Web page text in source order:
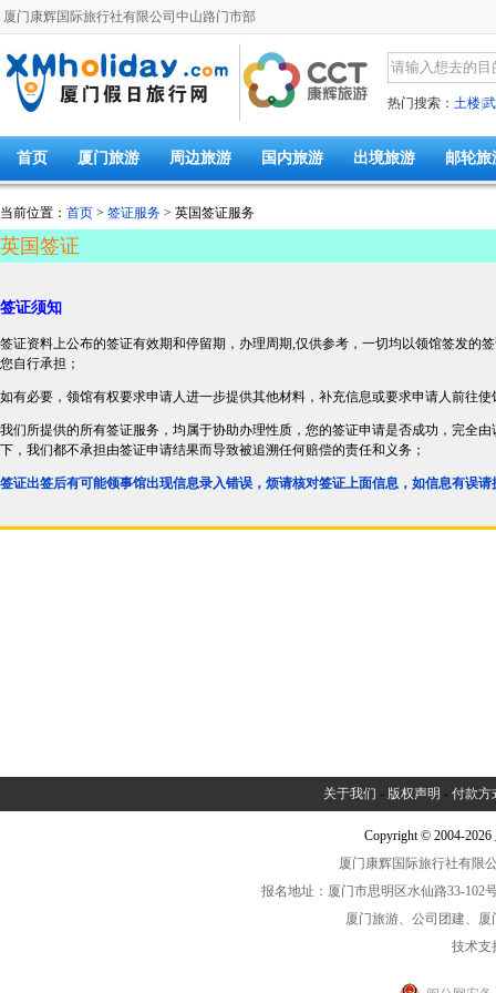
厦门康辉国际旅行社有限公司中山路门市部
热门搜索： 土楼
首页 厦门旅游 周边旅游 国内旅游 出境旅游 邮轮旅
当前位置： 首页 > 签证服务 > 英国签证服务
英国签证
签证须知
签证资料上公布的签证有效期和停留期，办理周期,仅供参考，一切均以领馆签发的
您自行承担；
如有必要，领馆有权要求申请人进一步提供其他材料，补充信息或要求申请人前往使
我们所提供的所有签证服务，均属于协助办理性质，您的签证申请是否成功，完全
下，我们都不承担由签证申请结果而导致被追溯任何赔偿的责任和义务；
签证出签后有可能领事馆出现信息录入错误，烦请核对签证上面信息，如信息有误
关于我们 - 版权声明 - 付款方
Copyright © 2004-
厦门康辉国际旅行社有限
报名地址：厦门市思明区水仙路33-102
厦门旅游、公司团建、
技术支